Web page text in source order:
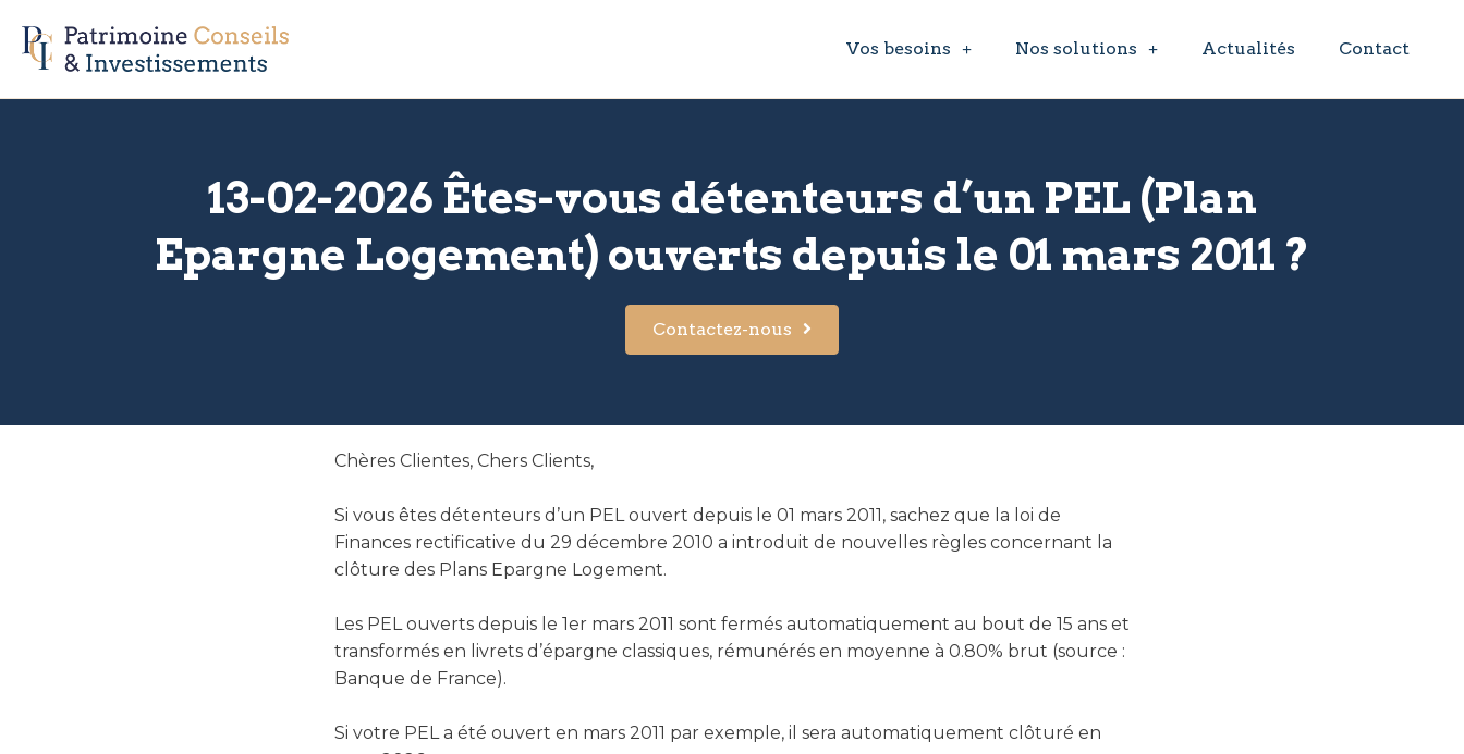
Vos besoins Nos solutions Actualités Contact
13-02-2026 Êtes-vous détenteurs d’un PEL (Plan
Epargne Logement) ouverts depuis le 01 mars 2011 ?
Contactez-nous
Chères Clientes, Chers Clients,
Si vous êtes détenteurs d’un PEL ouvert depuis le 01 mars 2011, sachez que la loi de
Finances rectificative du 29 décembre 2010 a introduit de nouvelles règles concernant la
clôture des Plans Epargne Logement.
Les PEL ouverts depuis le 1er mars 2011 sont fermés automatiquement au bout de 15 ans et
transformés en livrets d’épargne classiques, rémunérés en moyenne à 0.80% brut (source :
Banque de France).
Si votre PEL a été ouvert en mars 2011 par exemple, il sera automatiquement clôturé en